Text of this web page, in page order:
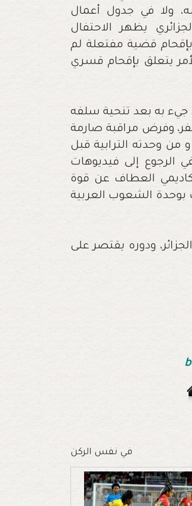
ولا في جدول أعمال
يظهر الاحتفال
بإقحام قضية مفتعلة لم
يتعلق بإقحام قسري
جيء به بعد تنحية سلفه
وفرض مراقبة صارمة
وحدته الترابية قبل
الرجوع إلى فيديوهات
العطاف عن قوة
الشعوب العربية
ودوره يقتصر على
في نفس الركن